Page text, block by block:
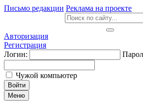
Письмо редакции Реклама на проекте
Авторизация
Регистрация
Логин:
Чужой компьютер
Войти
Меню